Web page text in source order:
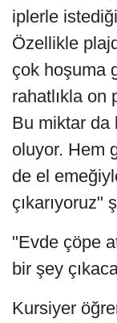
iplerle
Özellikle
çok hoşuma
rahatlıkla on
Bu miktar da
oluyor. Hem
de el
çıkarıyoruz"
"Evde çöpe
bir şey
Kursiyer